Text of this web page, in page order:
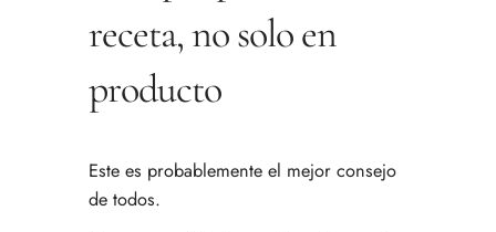
receta, no solo en
producto
Este es probablemente el mejor consejo
de todos.